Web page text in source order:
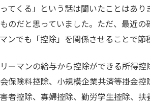
てくる」という話は聞いたことはあ
のだと思っていました。ただ、最近
ンでも「控除」を関係させることで節
ーマンの給与から控除ができる所得控
保険料控除、小規模企業共済等掛金控
者控除、寡婦控除、勤労学生控除、扶